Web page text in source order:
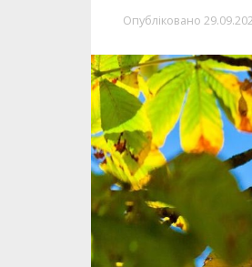
Опубліковано